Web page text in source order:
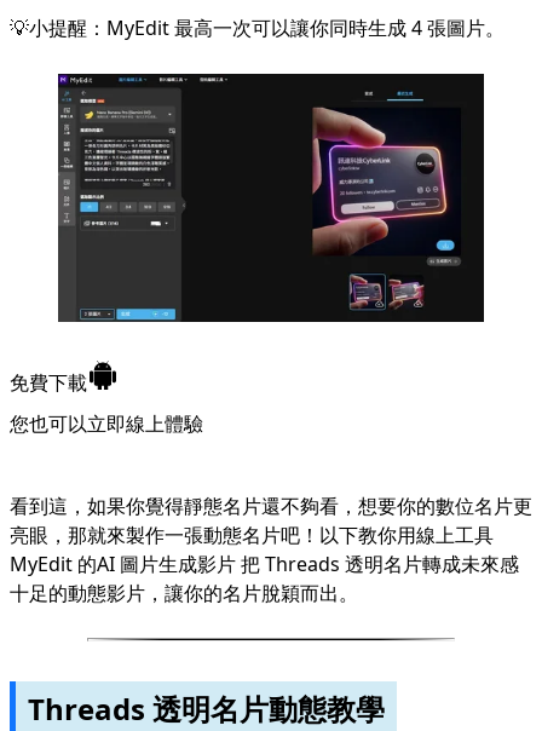
💡小提醒：MyEdit 最高一次可以讓你同時生成 4 張圖片。
免費下載
您也可以立即線上體驗
看到這，如果你覺得靜態名片還不夠看，想要你的數位名片更
亮眼，那就來製作一張動態名片吧！以下教你用線上工具
MyEdit 的AI 圖片生成影片把 Threads 透明名片轉成未來感
十足的動態影片，讓你的名片脫穎而出。
Threads 透明名片動態教學